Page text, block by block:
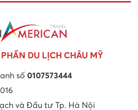
DU LỊCH CHÂU MỸ
số 0107573444
và Đầu tư Tp. Hà Nội